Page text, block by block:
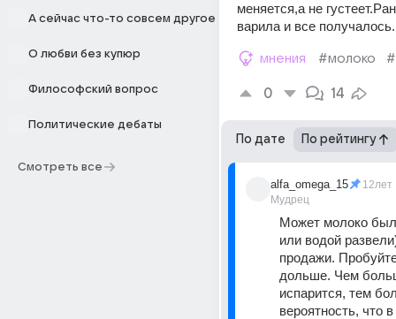
А сейчас что-то совсем другое
О любви без купюр
Философский вопрос
Политические дебаты
Смотреть все
меняется,а не
варила и все получалось.
мнения #молоко
0 14
По дате По рейтингу
alfa_omega_15
Мудрец
12лет
Может молоко
или водой
продажи.
дольше. Чем
испарится, тем
вероятность, что